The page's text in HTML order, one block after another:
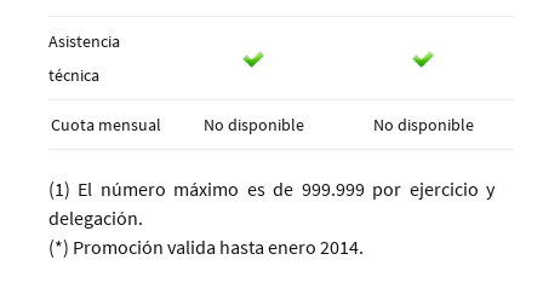
Asistencia
técnica
Cuota mensual No disponible No disponible
(1) El número máximo es de 999.999 por ejercicio y
delegación.
(*) Promoción valida hasta enero 2014.